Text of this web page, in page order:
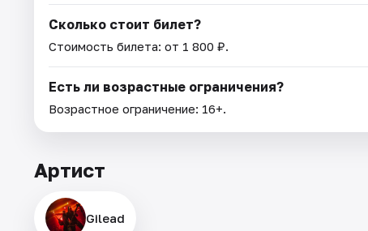
Сколько стоит билет?
Стоимость билета: от 1 800 ₽.
Есть ли возрастные ограничения?
Возрастное ограничение: 16+.
Артист
Gilead